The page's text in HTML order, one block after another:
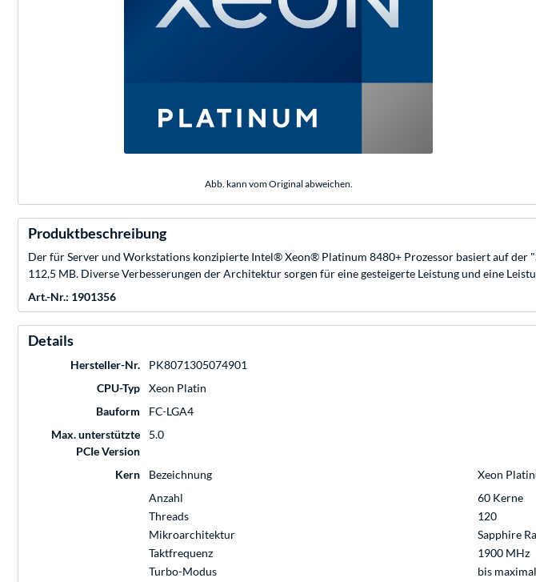
Abb. kann vom Original abweichen.
Produktbeschreibung
Der für Server und Workstations konzipierte Intel® Xeon® Platinum 8480+ Prozessor basiert auf
112,5 MB. Diverse Verbesserungen der Architektur sorgen für eine gesteigerte Leistung und eine
Art.-Nr.: 1901356
Details
Hersteller-Nr.
PK8071305074901
CPU-Typ
Xeon Platin
Bauform
FC-LGA4
Max. unterstützte
PCIe Version
5.0
Kern Bezeichnung
Xeon
Anzahl
60 Kerne
Threads
120
Mikroarchitektur
Sapphire
Taktfrequenz
1900 MHz
Turbo-Modus
bis